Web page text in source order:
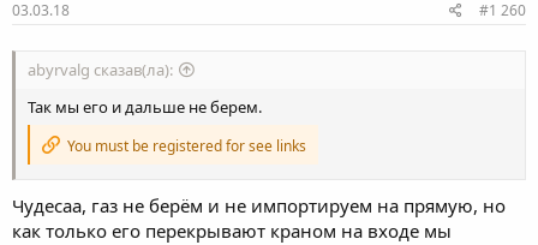
03.03.18 #1 260
abyrvalg сказав(ла):
Так мы его и дальше не берем.
You must be registered for see links
Чудесаа, газ не берём и не импортируем на прямую, но
как только его перекрывают краном на входе мы